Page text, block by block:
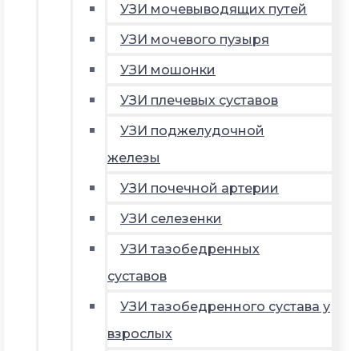
УЗИ мочевыводящих путей
УЗИ мочевого пузыря
УЗИ мошонки
УЗИ плечевых суставов
УЗИ поджелудочной
железы
УЗИ почечной артерии
УЗИ селезенки
УЗИ тазобедренных
суставов
УЗИ тазобедренного сустава у
взрослых